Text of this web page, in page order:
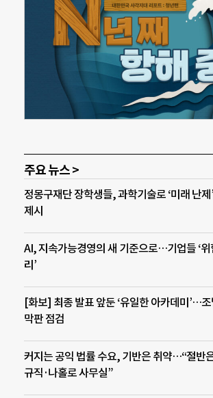
주요 뉴스 >
정몽구재단 장학생들, 과학기술로 ‘미래 난제
제시
AI, 지속가능경영의 새 기준으로…기업들 ‘위
리’
[화보] 최종 발표 앞둔 ‘유일한 아카데미’…
막판 점검
커지는 공익 법률 수요, 기반은 취약…“절반
규직·나홀로 사무실”